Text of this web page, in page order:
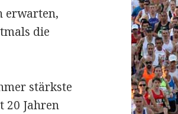
erwarten,
die
stärkste
20 Jahren